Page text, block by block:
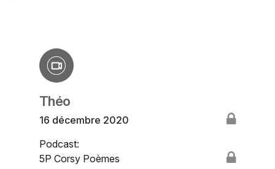
Théo
16 décembre 2020
Podcast:
5P Corsy Poèmes